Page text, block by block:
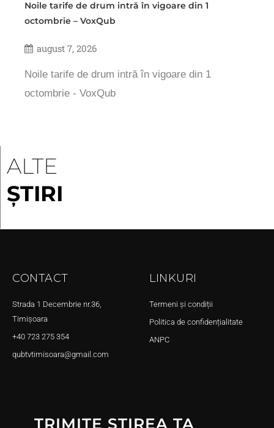
Noile tarife de drum intră în vigoare din 1
octombrie – VoxQub
august 7, 2026
Noile tarife de drum intră în vigoare din 1
octombrie - VoxQub
ALTE
ȘTIRI
CONTACT
Strada 1 Decembrie nr.36,
Timișoara
+40 723 275 354
qubtvtimisoara@gmail.com
LINKURI
Termeni și condiții
Politica de confidențialitate
ANPC
TRIMITE ȘTIREA TA